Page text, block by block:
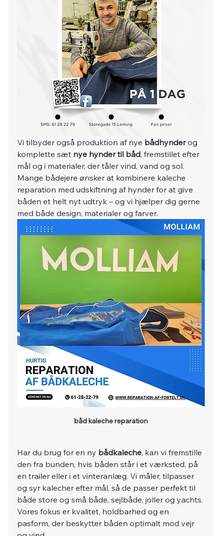
Vi tilbyder også produktion af nye bådhynder og
komplette sæt nye hynder til båd, fremstillet efter
mål og i materialer, der tåler vind, vand og sol.
Mange bådejere ønsker at kombinere kaleche
reparation med udskiftning af hynder for at give
båden et helt nyt udtryk – og vi hjælper dig gerne
med både design, materialer og farver.
båd kaleche reparation
Har du brug for en ny bådkaleche, kan vi fremstille
den fra bunden, hvis båden står i et værksted, på
en trailer eller i et vinteranlæg. Vi måler, tilpasser
og syr kalecher efter mål, så de passer perfekt til
både store og små både, sejlbåde, joller og yachts.
Vores fokus er kvalitet, holdbarhed og en
pasform, der beskytter båden optimalt mod vejr